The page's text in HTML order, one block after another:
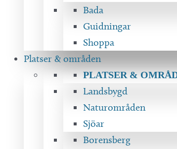
Bada
Guidningar
Shoppa
Platser & områden
PLATSER &
Landsbygd
Naturområden
Sjöar
Borensberg